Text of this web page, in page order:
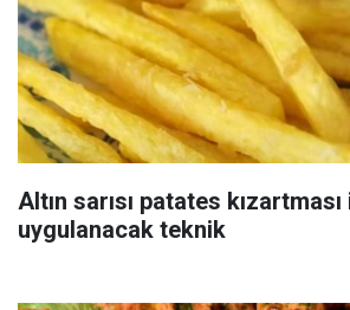
Altın sarısı patates
uygulanacak teknik